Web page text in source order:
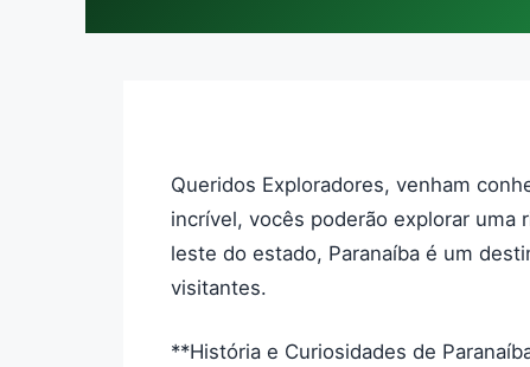
Queridos Exploradores, venham
incrível, vocês poderão explorar uma
leste do estado, Paranaíba é um
visitantes.
**História e Curiosidades de